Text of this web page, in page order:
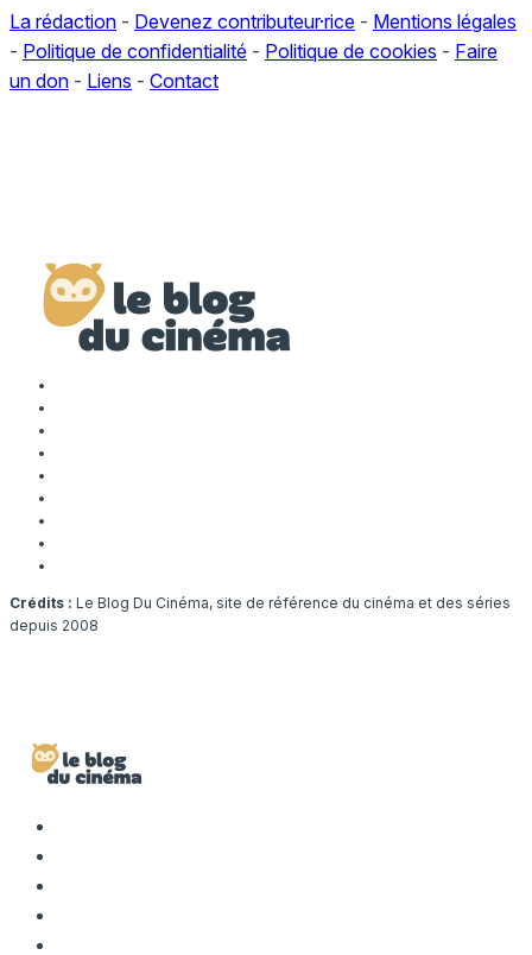
La rédaction - Devenez contributeur·rice - Mentions légales
- Politique de confidentialité - Politique de cookies - Faire
un don - Liens - Contact
Crédits : Le Blog Du Cinéma, site de référence du cinéma et des séries
depuis 2008